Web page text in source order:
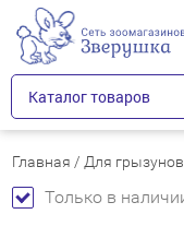
Каталог товаров
Главная / Для грызунов
Только в